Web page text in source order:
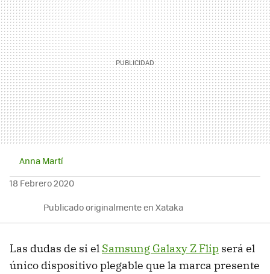
Anna Martí
18 Febrero 2020
Publicado originalmente en Xataka
Las dudas de si el Samsung Galaxy Z Flip será el
único dispositivo plegable que la marca presente